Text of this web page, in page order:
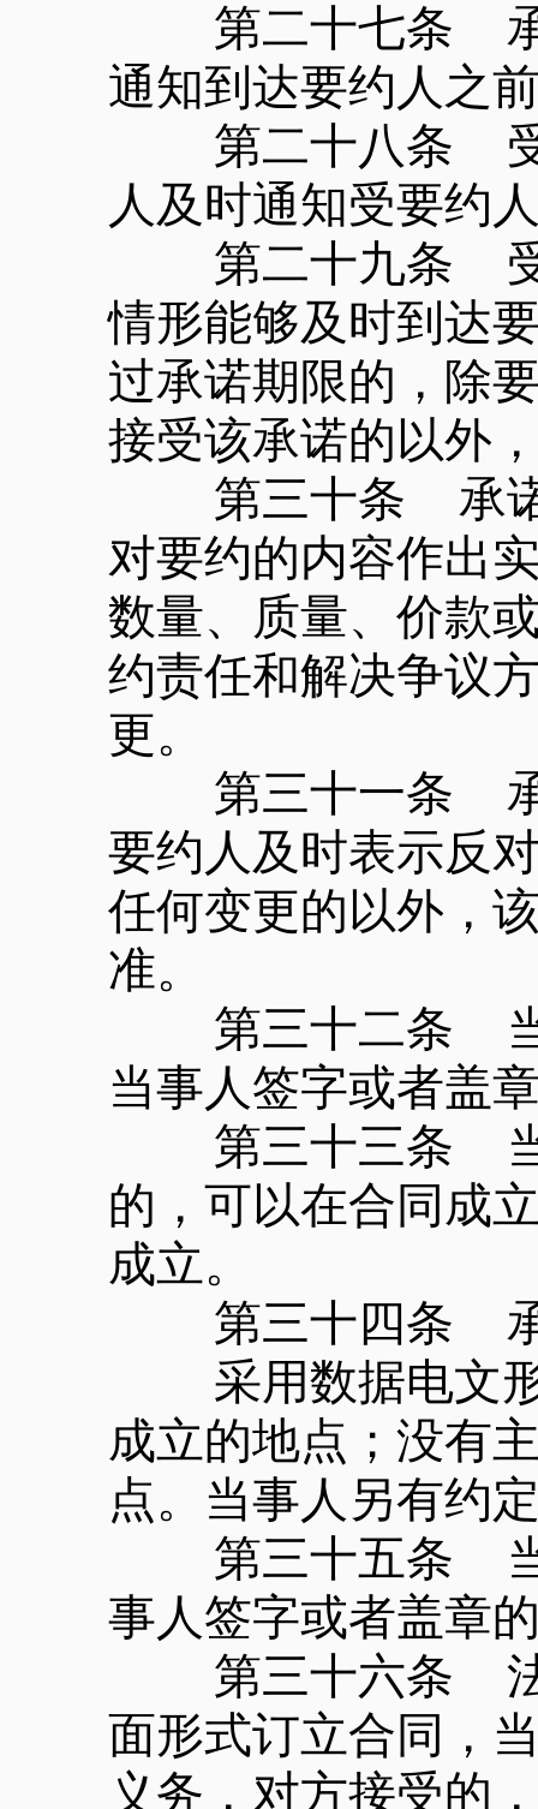
第二十七条 承
通知到达要约人之
第二十八条 受
人及时通知受要约
第二十九条 受
情形能够及时到达
过承诺期限的，除
接受该承诺的以外
第三十条 承诺
对要约的内容作出
数量、质量、价款
约责任和解决争议
更。
第三十一条 承
要约人及时表示反
任何变更的以外，
准。
第三十二条 当
当事人签字或者盖
第三十三条 当
的，可以在合同成
成立。
第三十四条 承
采用数据电文形
成立的地点；没有
点。当事人另有约
第三十五条 当
事人签字或者盖章
第三十六条 法
面形式订立合同，
义务，对方接受的